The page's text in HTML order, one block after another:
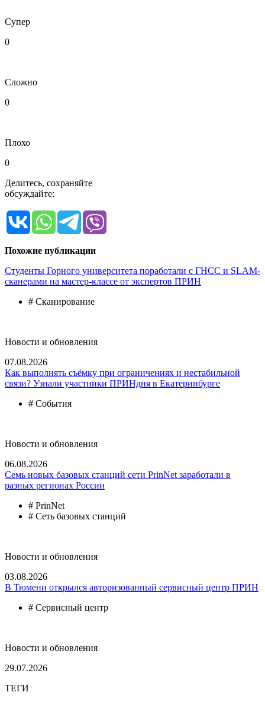
Супер
0
Сложно
0
Плохо
0
Делитесь, сохраняйте
обсуждайте:
Похожие публикации
Студенты Горного университета поработали с ГНСС и SLAM-
сканерами на мастер-классе от экспертов ПРИН
# Сканирование
Новости и обновления
07.08.2026
Как выполнять съёмку при ограничениях и нестабильной
связи? Узнали участники ПРИНдня в Екатеринбурге
# События
Новости и обновления
06.08.2026
Семь новых базовых станций сети PrinNet заработали в
разных регионах России
# PrinNet
# Сеть базовых станций
Новости и обновления
03.08.2026
В Тюмени открылся авторизованный сервисный центр ПРИН
# Сервисный центр
Новости и обновления
29.07.2026
ТЕГИ